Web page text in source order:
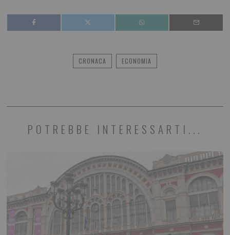
CRONACA ECONOMIA
POTREBBE INTERESSARTI...